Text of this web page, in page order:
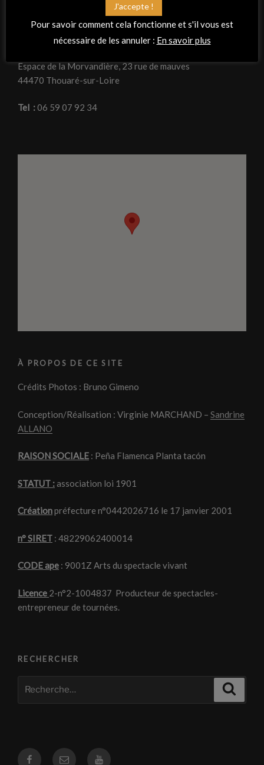
Espace de la Morvandière, 23 rue de mauves
44470 Thouaré-sur-Loire
Tel :06 59 07 92 34
À PROPOS DE CE SITE
Crédits Photos : Bruno Gimeno
Conception/Réalisation : Virginie MARCHAND – Sandrine
ALLANO
RAISON SOCIALE : Peña Flamenca Planta tacón
STATUT :association loi 1901
Créationpréfecture n°0442026716 le 17 janvier 2001
n° SIRET : 48229062400014
CODE ape : 9001Z Arts du spectacle vivant
Licence 2-n°2-1004837 Producteur de spectacles-
entrepreneur de tournées.
RECHERCHER
FacebookCourriel Youtube
J'accepte !
Pour savoir comment cela fonctionne et s'il vous est
nécessaire de les annuler : En savoir plus